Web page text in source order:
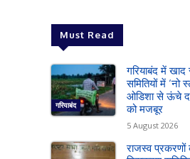
Must Read
गरियाबंद
गरियाबंद में
समितियों में ‘नो
ओडिशा से ऊंचे
को मजबूर
5 August 2026
राजस्व